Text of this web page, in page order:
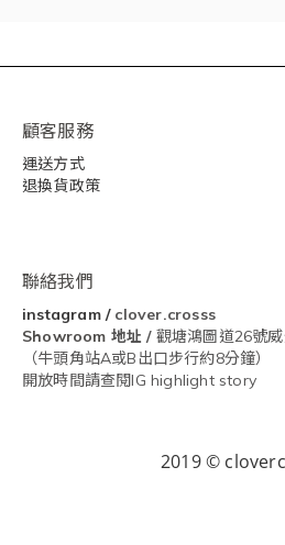
顧客服務
運送方式
退換貨政策
聯絡我們
instagram/ clover.crosss
Showroom 地址 / 觀塘鴻圖道26號
（牛頭角站A或B出口步行約8分鐘）
開放時間請查閱IG highlight story
2019 ©